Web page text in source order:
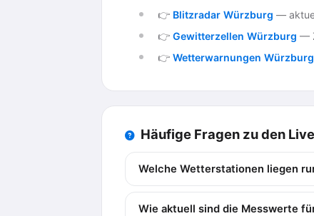
👉 Blitzradar Würzburg —
👉 Gewitterzellen Würzburg —
👉 Wetterwarnungen Würzburg
Häufige Fragen zu den
Welche Wetterstationen liegen
Wie aktuell sind die Messwerte